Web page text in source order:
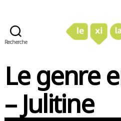
Recherche
Le genre
– Julitine